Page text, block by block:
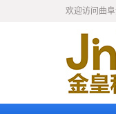
欢迎访问曲